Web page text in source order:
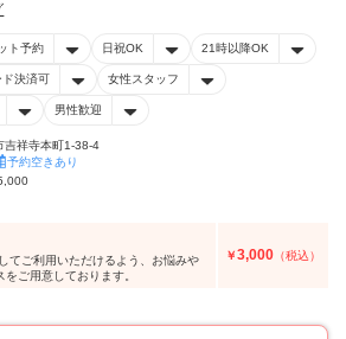
ト予約 日祝OK 21時以降OK
決済可 女性スタッフ
男性歓迎
吉祥寺本町1-38-4
予約空きあり
てご利用いただけるよう、お悩みや
ご用意しております。
￥3,000 （税込）